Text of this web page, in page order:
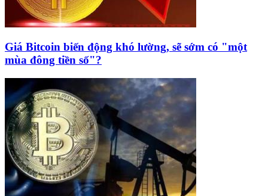
Giá Bitcoin biến động khó lường, sẽ sớm có "một
mùa đông tiền số"?